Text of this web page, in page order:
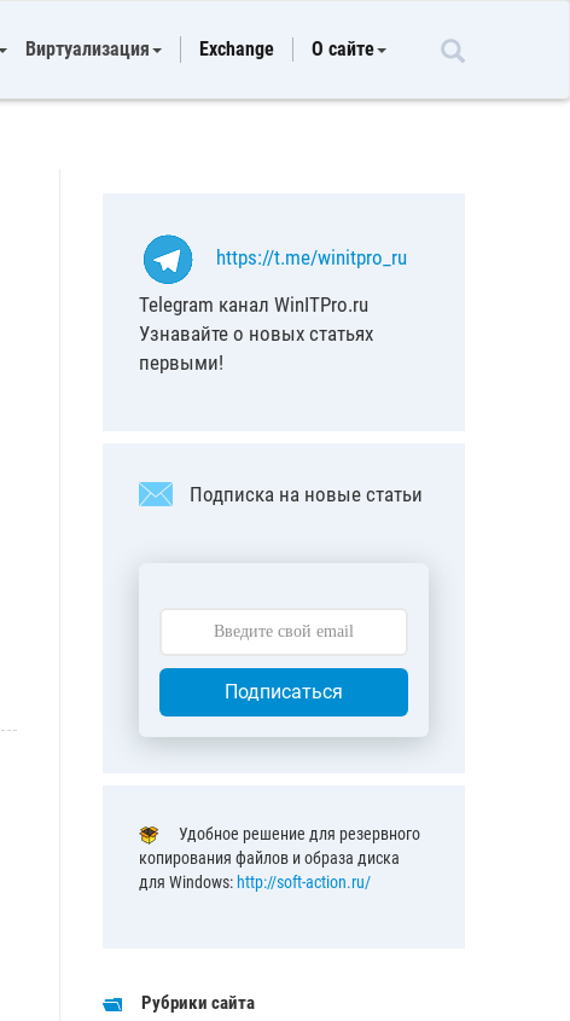
Виртуализация Exchange О сайте
https://t.me/winitpro_ru
Telegram канал WinITPro.ru
Узнавайте о новых статьях
первыми!
Подписка на новые статьи
Подписаться
Удобное решение для резервного
копирования файлов и образа диска
для Windows: http://soft-action.ru/
Рубрики сайта